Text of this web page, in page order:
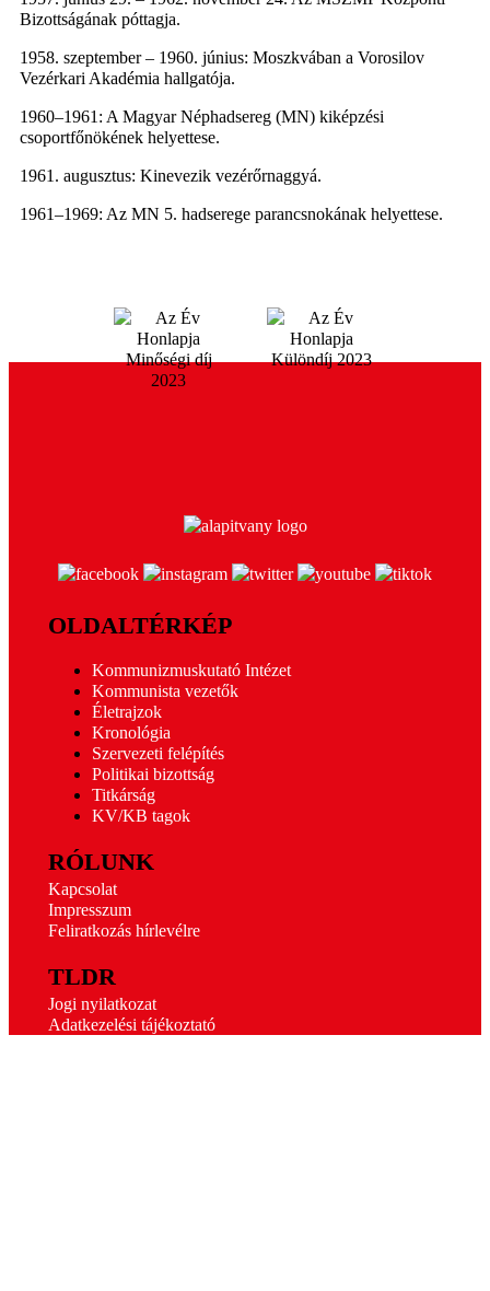
Bizottságának póttagja.
1958. szeptember – 1960. június: Moszkvában a Vorosilov
Vezérkari Akadémia hallgatója.
1960–1961: A Magyar Néphadsereg (MN) kiképzési
csoportfőnökének helyettese.
1961. augusztus: Kinevezik vezérőrnaggyá.
1961–1969: Az MN 5. hadserege parancsnokának helyettese.
OLDALTÉRKÉP
Kommunizmuskutató Intézet
Kommunista vezetők
Életrajzok
Kronológia
Szervezeti felépítés
Politikai bizottság
Titkárság
KV/KB tagok
RÓLUNK
Kapcsolat
Impresszum
Feliratkozás hírlevélre
TLDR
Jogi nyilatkozat
Adatkezelési tájékoztató